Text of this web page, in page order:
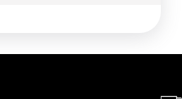
conseillons de le stocker dans